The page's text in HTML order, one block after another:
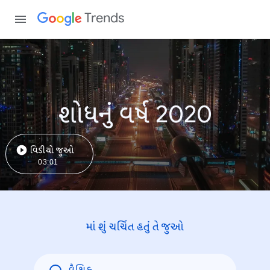
Trends
શોધનું વર્ષ 2020
વિડીયો જુઓ
03:01
માં શું ચર્ચિત હતું તે જુઓ